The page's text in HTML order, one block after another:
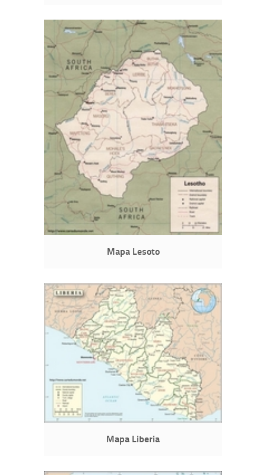
Mapa Lesoto
Mapa Liberia